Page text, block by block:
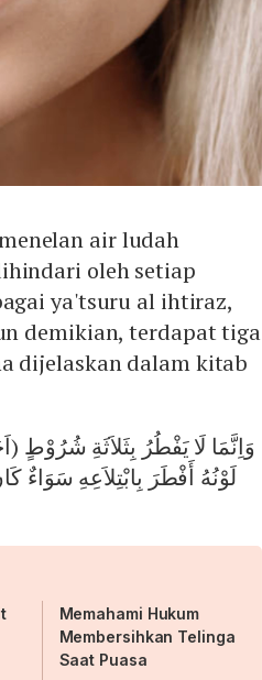
air ludah
oleh setiap
ya'tsuru al ihtiraz,
demikian, terdapat tiga
dijelaskan dalam kitab
وَاِنَّمَا لَا يَفْطُرُ بِثَلاَثَةِ شُرُوْطٍ
لَوْنُهُ أَفْطَرَ بِابْتِلاَعِهِ سَوَاءٌ
Memahami Hukum
Membersihkan Telinga
Saat Puasa